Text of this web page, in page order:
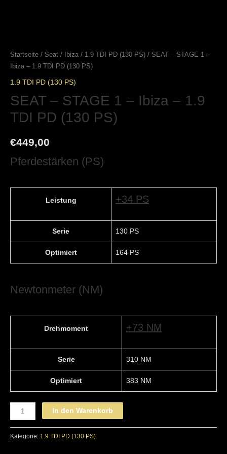
Startseite / Seat / Ibiza / 1.9 TDI PD (130 PS) / SEAT – STAGE 1 –
Ibiza – 1.9 TDI PD (130 PS)
1.9 TDI PD (130 PS)
SEAT – STAGE 1 – Ibiza – 1.9
TDI PD (130 PS)
€449,00
Pferdestärken (PS)
Leistung +34 PS
Serie 130 PS
Optimiert 164 PS
Newtonmeter (NM)
Drehmoment +73 NM
Serie 310 NM
Optimiert 383 NM
SEAT
-
STAGE
In den Warenkorb
Kategorie: 1.9 TDI PD (130 PS)